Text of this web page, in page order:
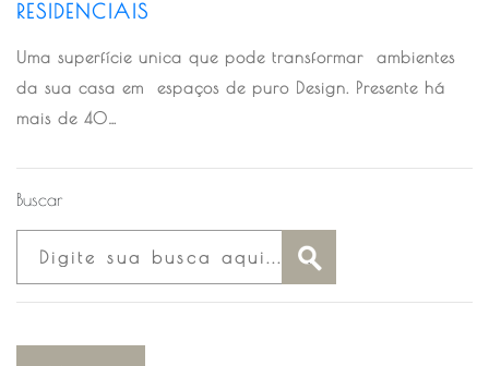
RESIDENCIAIS
Uma superfície unica que pode transformar ambientes
da sua casa em espaços de puro Design. Presente há
mais de 40…
Buscar